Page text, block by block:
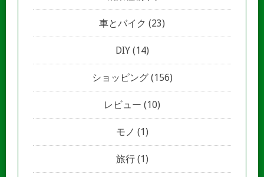
車とバイク (23)
DIY(14)
ショッピング(156)
レビュー (10)
モノ (1)
旅行(1)